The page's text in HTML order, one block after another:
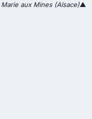
aux Mines (Alsace)▲